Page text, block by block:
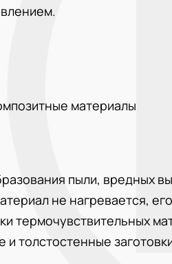
материалы
пыли, вредных
не нагревается,
термочувствительных
толстостенные